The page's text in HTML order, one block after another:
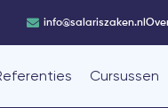
info@salariszaken.nl
Cursussen